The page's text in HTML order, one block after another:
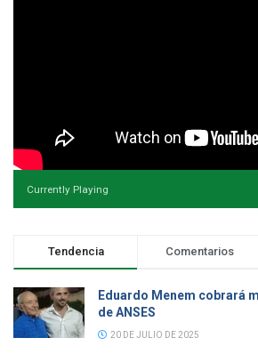
Currently Playing
Tendencia Comentarios
Eduardo Menem cobrará
de ANSES
20 DE JULIO DE 2025